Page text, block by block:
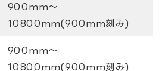
900mm～
10800mm(900mm刻み)
900mm～
10800mm(900mm刻み)